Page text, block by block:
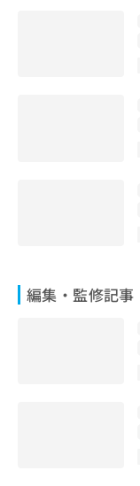
編集・監修記事